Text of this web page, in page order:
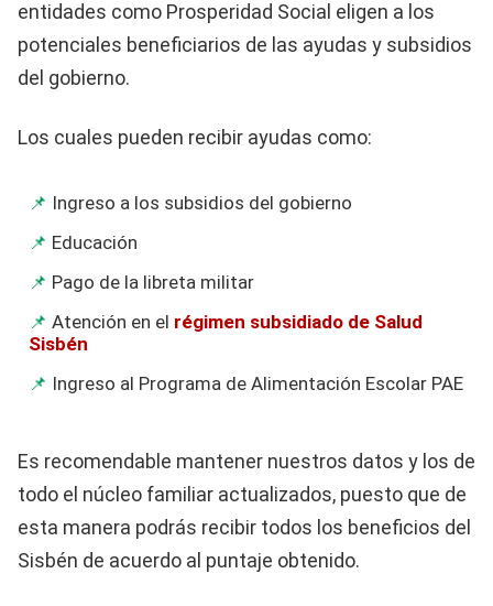
entidades como Prosperidad Social eligen a los
potenciales beneficiarios de las ayudas y subsidios
del gobierno.
Los cuales pueden recibir ayudas como:
Ingreso a los subsidios del gobierno
Educación
Pago de la libreta militar
Atención en el régimen subsidiado de Salud
Sisbén
Ingreso al Programa de Alimentación Escolar PAE
Es recomendable mantener nuestros datos y los de
todo el núcleo familiar actualizados, puesto que de
esta manera podrás recibir todos los beneficios del
Sisbén de acuerdo al puntaje obtenido.